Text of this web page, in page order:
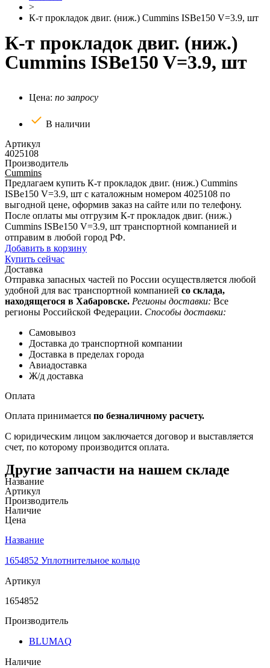
>
К-т прокладок двиг. (ниж.) Cummins ISBe150 V=3.9, шт
К-т прокладок двиг. (ниж.)
Cummins ISBe150 V=3.9, шт
Цена: по запросу
В наличии
Артикул
4025108
Производитель
Cummins
Предлагаем купить К-т прокладок двиг. (ниж.) Cummins
ISBe150 V=3.9, шт с каталожным номером 4025108 по
выгодной цене, оформив заказ на сайте или по телефону.
После оплаты мы отгрузим К-т прокладок двиг. (ниж.)
Cummins ISBe150 V=3.9, шт транспортной компанией и
отправим в любой город РФ.
Добавить в корзину
Купить сейчас
Доставка
Отправка запасных частей по России осуществляется любой
удобной для вас транспортной компанией со склада,
находящегося в Хабаровске. Регионы доставки: Все
регионы Российской Федерации. Способы доставки:
Самовывоз
Доставка до транспортной компании
Доставка в пределах города
Авиадоставка
Ж/д доставка
Оплата
Оплата принимается по безналичному расчету.
С юридическим лицом заключается договор и выставляется
счет, по которому производится оплата.
Другие запчасти на нашем складе
Название
Артикул
Производитель
Наличие
Цена
Название
1654852 Уплотнительное кольцо
Артикул
1654852
Производитель
BLUMAQ
Наличие